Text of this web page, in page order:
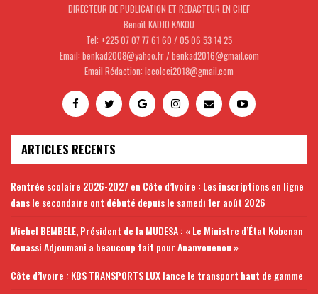
DIRECTEUR DE PUBLICATION ET REDACTEUR EN CHEF
Benoît KADJO KAKOU
Tel: +225 07 07 77 61 60 / 05 06 53 14 25
Email: benkad2008@yahoo.fr / benkad2016@gmail.com
Email Rédaction: lecoleci2018@gmail.com
ARTICLES RECENTS
Rentrée scolaire 2026-2027 en Côte d’Ivoire : Les inscriptions en ligne
dans le secondaire ont débuté depuis le samedi 1er août 2026
Michel BEMBELE, Président de la MUDESA : « Le Ministre d’État Kobenan
Kouassi Adjoumani a beaucoup fait pour Ananvouenou »
Côte d’Ivoire : KBS TRANSPORTS LUX lance le transport haut de gamme